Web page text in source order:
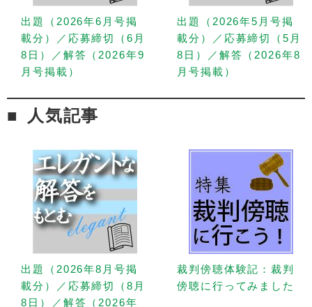
出題（2026年6月号掲
載分）／応募締切（6月
8日）／解答（2026年9
月号掲載）
出題（2026年5月号掲
載分）／応募締切（5月
8日）／解答（2026年8
月号掲載）
人気記事
出題（2026年8月号掲
載分）／応募締切（8月
8日）／解答（2026年
裁判傍聴体験記：裁判
傍聴に行ってみました